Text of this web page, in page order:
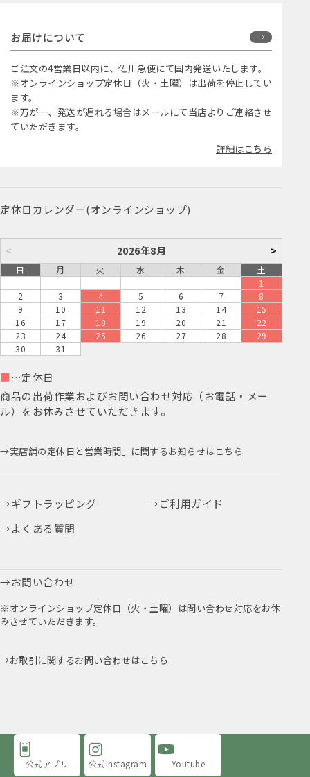
お届けについて
ご注文の4営業日以内に、佐川急便にて国内発送いたします。
※オンラインショップ定休日（火・土曜）は出荷を停止してい
ます。
※万が一、発送が遅れる場合はメールにて当店よりご連絡させ
ていただきます。
詳細はこちら
定休日カレンダー(オンラインショップ)
< 2026年8月 >
日 月 火 水 木 金
土
1
2
3 4 5 6 7
8
9
10 11 12 13 14
15
16
17 18 19 20 21
22
23
24 25 26 27 28
29
30
31
■ …定休日
商品の出荷作業およびお問い合わせ対応（お電話・メー
ル）をお休みさせていただきます。
実店舗の定休日と営業時間」に関するお知らせはこちら
ギフトラッピング
ご利用ガイド
よくある質問
お問い合わせ
※オンラインショップ定休日（火・土曜）は問い合わせ対応をお休
みさせていただきます。
お取引に関するお問い合わせはこちら
公式アプリ 公式Instagram Youtube